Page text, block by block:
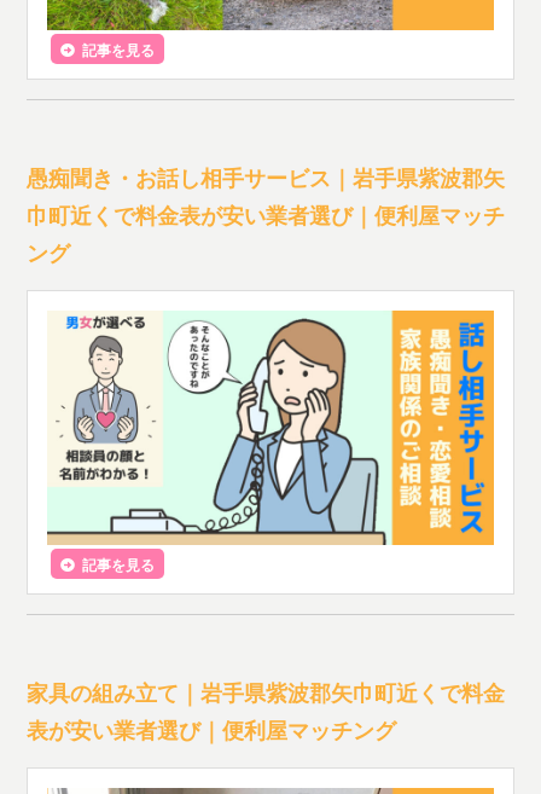
記事を見る
愚痴聞き・お話し相手サービス｜岩手県紫波郡矢
巾町近くで料金表が安い業者選び｜便利屋マッチ
ング
記事を見る
家具の組み立て｜岩手県紫波郡矢巾町近くで料金
表が安い業者選び｜便利屋マッチング